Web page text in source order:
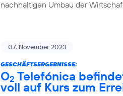
nachhaltigen Umbau der
07. November 2023
GESCHÄFTSERGEBNISSE:
O2 Telefónica
voll auf Kurs zum